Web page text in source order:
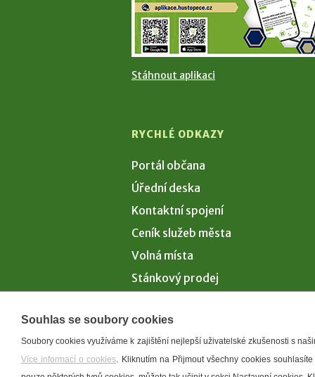
Stáhnout aplikaci
RYCHLÉ ODKAZY
Portál občana
Úřední deska
Kontaktní spojení
Ceník služeb města
Volná místa
Stánkový prodej
Souhlas se soubory cookies
Soubory cookies využíváme k zajištění nejlepší uživatelské zkušenosti s
Více informací o cookies. Kliknutím na Přijmout všechny cookies